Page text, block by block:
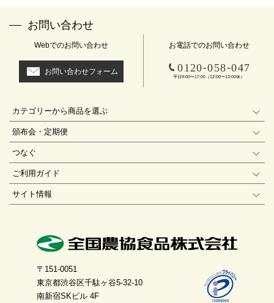
お問い合わせ
Webでのお問い合わせ
お問い合わせフォーム
お電話でのお問い合わせ
0120-058-047
平日9:00〜17:00（12:00〜13:00休）
カテゴリーから商品を選ぶ
頒布会・定期便
つなぐ
ご利用ガイド
サイト情報
〒151-0051
東京都渋谷区千駄ヶ谷5-32-10
南新宿SKビル 4F